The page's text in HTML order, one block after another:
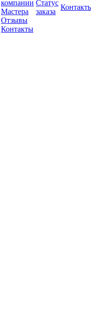
компании
Мастера
Отзывы
Контакты
Статус
заказа